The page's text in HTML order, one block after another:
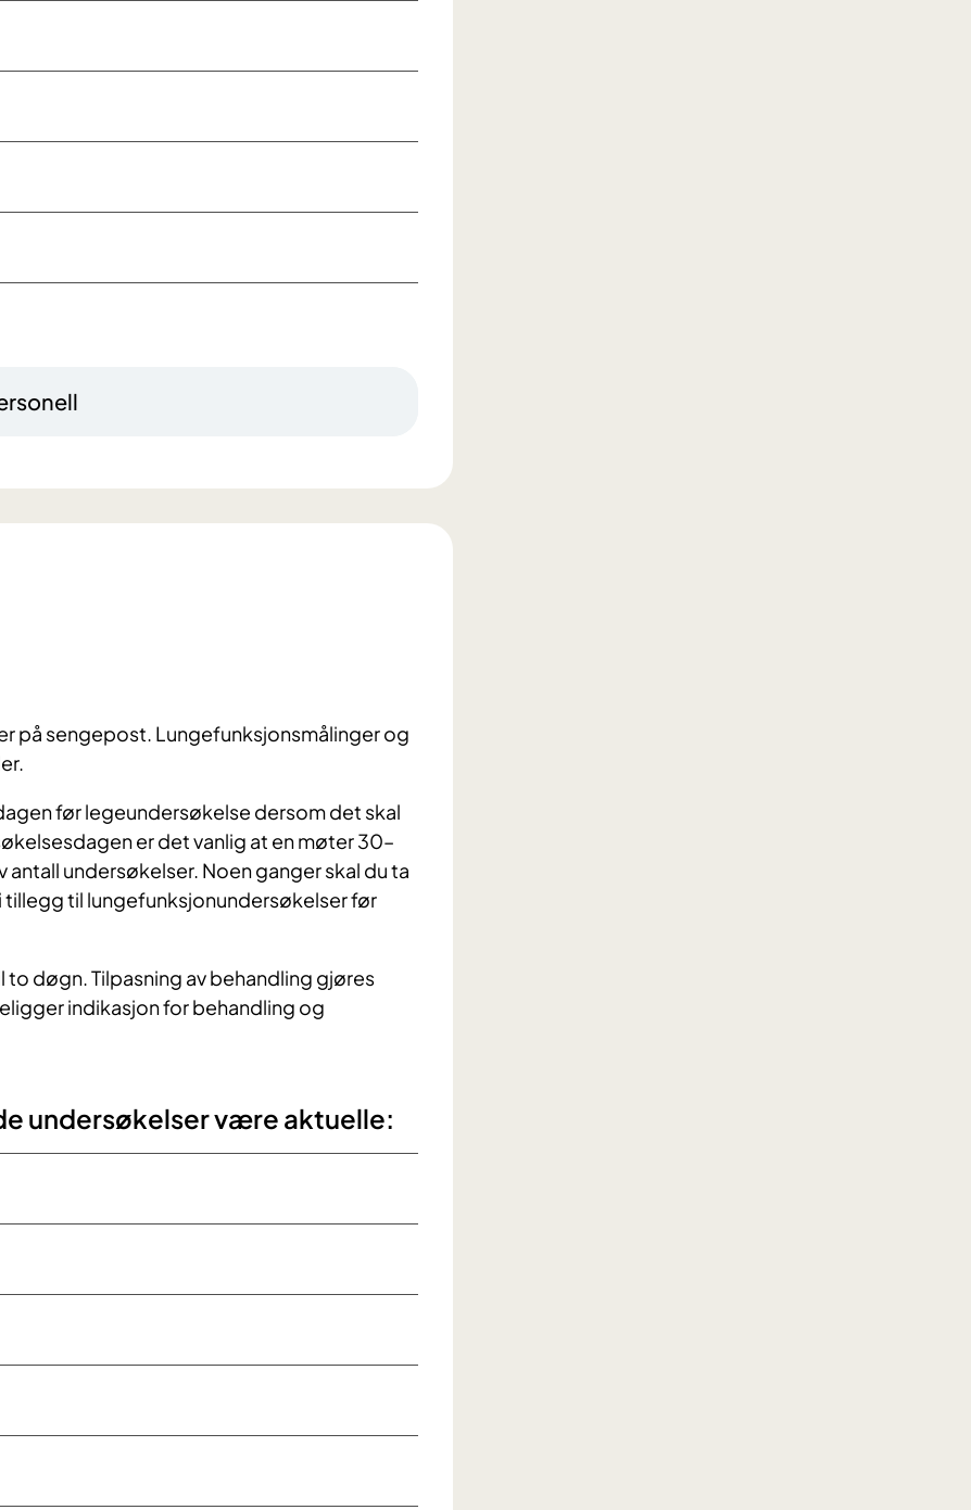
på sengepost. Lungefunksjonsmålinger og
før legeundersøkelse dersom det skal
er det vanlig at en møter 30–
undersøkelser. Noen ganger skal du ta
til lungefunksjonundersøkelser før
døgn. Tilpasning av behandling gjøres
indikasjon for behandling og
undersøkelser være aktuelle: